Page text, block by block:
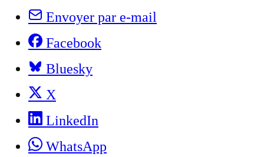
Envoyer par e-mail
Facebook
Bluesky
X
LinkedIn
WhatsApp